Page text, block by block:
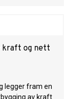
kraft og nett
legger fram en
av kraft